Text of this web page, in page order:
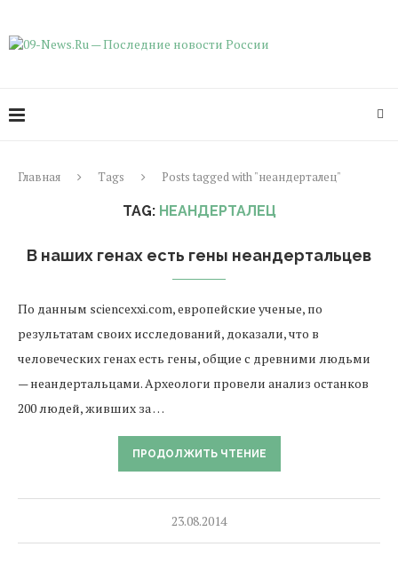
Главная Tags Posts tagged with "неандерталец"
TAG: НЕАНДЕРТАЛЕЦ
В наших генах есть гены неандертальцев
По данным sciencexxi.com, европейские ученые, по
результатам своих исследований, доказали, что в
человеческих генах есть гены, общие с древними людьми
— неандертальцами. Археологи провели анализ останков
200 людей, живших за …
ПРОДОЛЖИТЬ ЧТЕНИЕ
23.08.2014